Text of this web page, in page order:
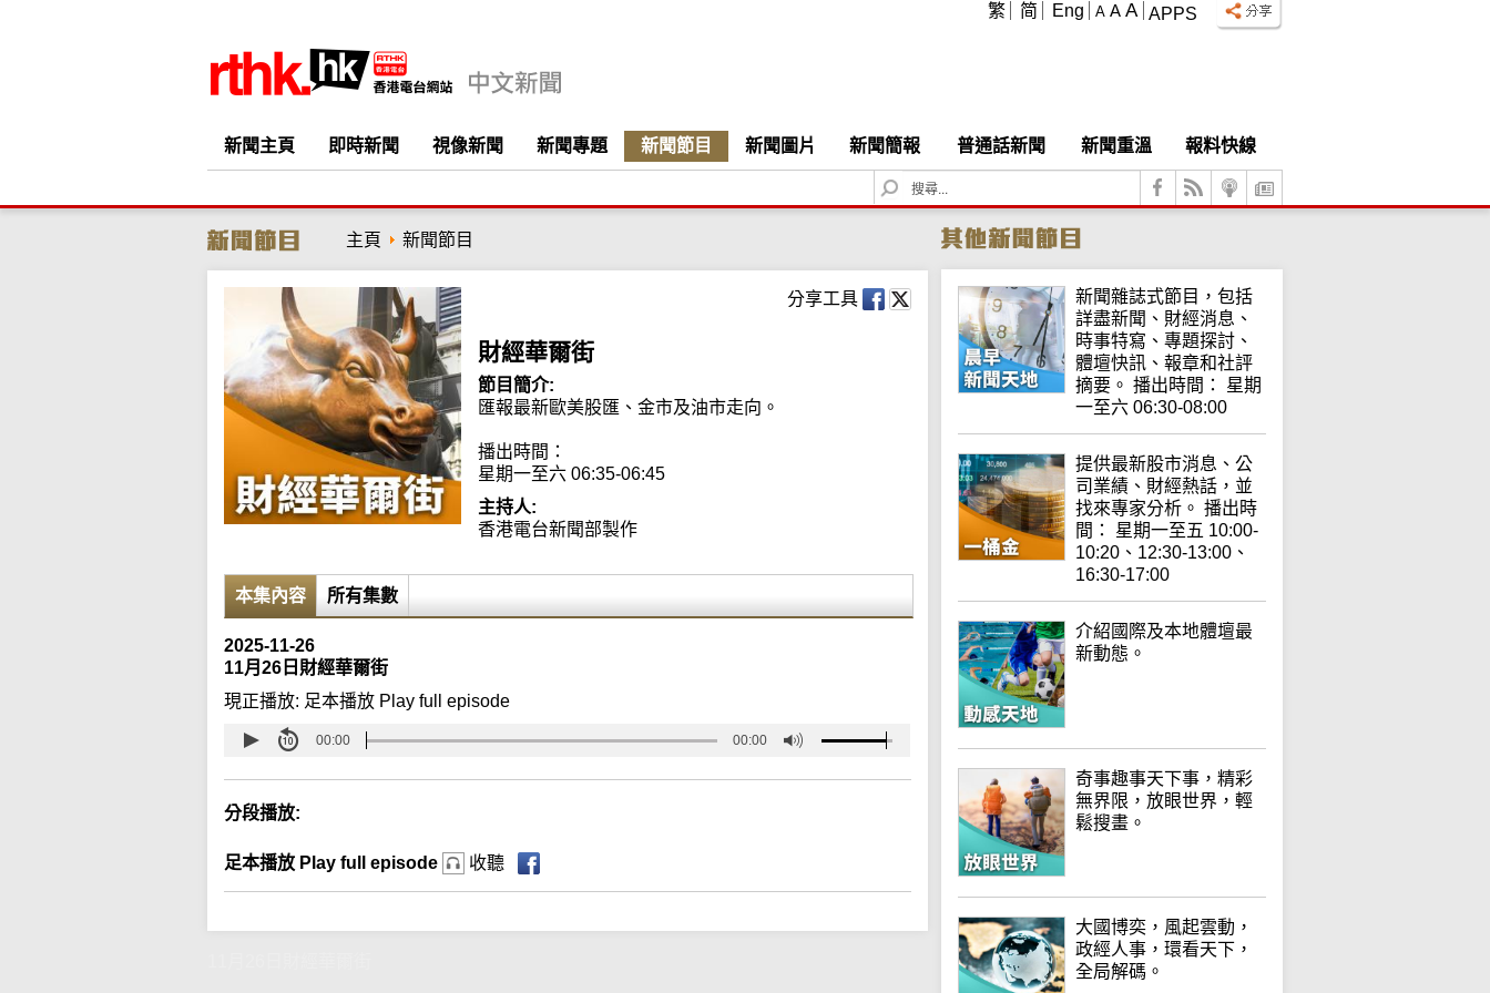
APPS
A A A
繁 简 Eng
新聞主頁 即時新聞 視像新聞 新聞專題 新聞節目 新聞圖片 新聞簡報 普通話新聞 新聞重溫
報料快線
S
e
c
h
主頁 新聞節目
分享工具
財經華爾街
節目簡介:
匯報最新歐美股匯、金市及油市走向。
播出時間：
星期一至六 06:35-06:45
主持人:
香港電台新聞部製作
本集內容 所有集數
2025-11-26
11月26日財經華爾街
現正播放: 足本播放 Play full episode
00:00 00:00
分段播放:
足本播放 Play full episode 收聽
新聞雜誌式節目，包括
詳盡新聞、財經消息、
時事特寫、專題探討、
體壇快訊、報章和社評
摘要。 播出時間： 星期
一至六 06:30-08:00
提供最新股市消息、公
司業績、財經熱話，並
找來專家分析。 播出時
間： 星期一至五 10:00-
10:20、12:30-13:00、
16:30-17:00
介紹國際及本地體壇最
新動態。
奇事趣事天下事，精彩
無界限，放眼世界，輕
鬆搜畫。
大國博奕，風起雲動，
政經人事，環看天下，
全局解碼。